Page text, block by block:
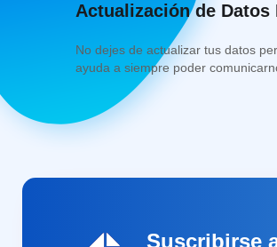
Actualización de Datos
No dejes de actualizar tus datos
ayuda a siempre poder
Suscribirse